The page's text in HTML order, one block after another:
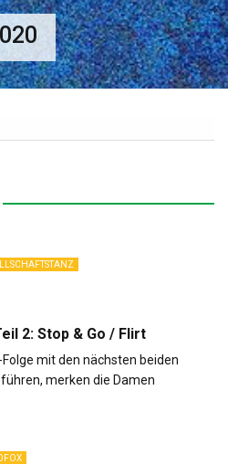
2: Stop & Go / Flirt
mit den nächsten beiden
merken die Damen